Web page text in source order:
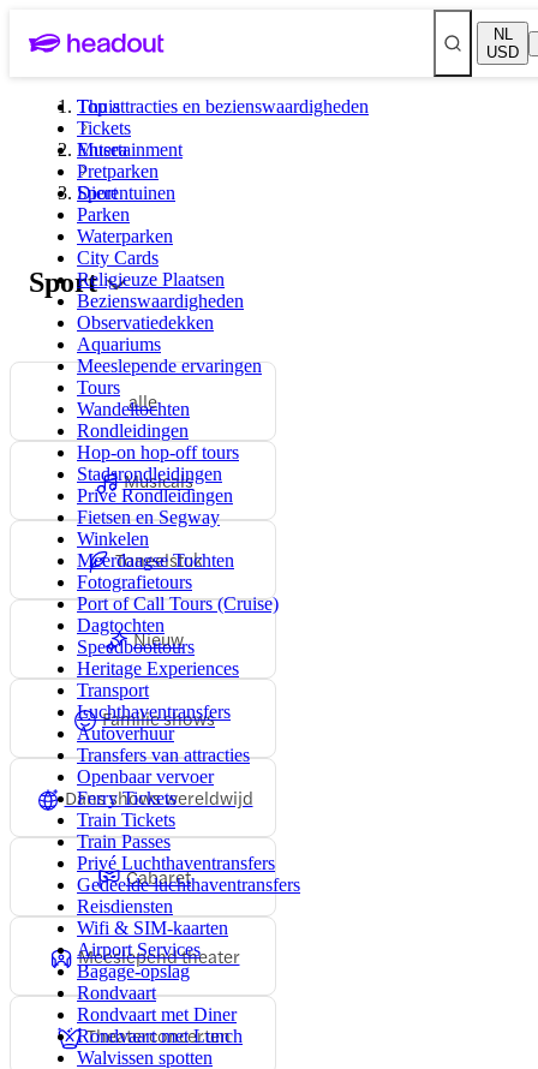
NL
USD
Top attracties en bezienswaardigheden
Tickets
Musea
Pretparken
Dierentuinen
Parken
Waterparken
City Cards
Religieuze Plaatsen
Bezienswaardigheden
Observatiedekken
Aquariums
Meeslepende ervaringen
Tours
Wandeltochten
Rondleidingen
Hop-on hop-off tours
Stadsrondleidingen
Privé Rondleidingen
Fietsen en Segway
Winkelen
Meerdaagse Tochten
Fotografietours
Port of Call Tours (Cruise)
Dagtochten
Speedboottours
Heritage Experiences
Transport
Luchthaventransfers
Autoverhuur
Transfers van attracties
Openbaar vervoer
Ferry Tickets
Train Tickets
Train Passes
Privé Luchthaventransfers
Gedeelde luchthaventransfers
Reisdiensten
Wifi & SIM-kaarten
Airport Services
Bagage-opslag
Rondvaart
Rondvaart met Diner
Rondvaart met Lunch
Walvissen spotten
Thuis
Entertainment
Sport
Sport
alle
Musicals
Toneelstuk
Nieuw
Familie shows
Dans shows wereldwijd
Cabaret
Meeslepend theater
Theaterconcerten